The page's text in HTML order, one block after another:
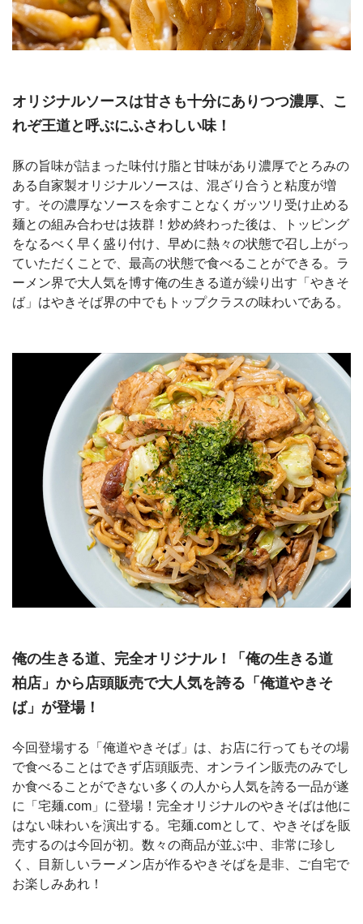
オリジナルソースは甘さも十分にありつつ濃厚、こ
れぞ王道と呼ぶにふさわしい味！
豚の旨味が詰まった味付け脂と甘味があり濃厚でとろみの
ある自家製オリジナルソースは、混ざり合うと粘度が増
す。その濃厚なソースを余すことなくガッツリ受け止める
麺との組み合わせは抜群！炒め終わった後は、トッピング
をなるべく早く盛り付け、早めに熱々の状態で召し上がっ
ていただくことで、最高の状態で食べることができる。ラ
ーメン界で大人気を博す俺の生きる道が繰り出す「やきそ
ば」はやきそば界の中でもトップクラスの味わいである。
俺の生きる道、完全オリジナル！「俺の生きる道
柏店」から店頭販売で大人気を誇る「俺道やきそ
ば」が登場！
今回登場する「俺道やきそば」は、お店に行ってもその場
で食べることはできず店頭販売、オンライン販売のみでし
か食べることができない多くの人から人気を誇る一品が遂
に「宅麺.com」に登場！完全オリジナルのやきそばは他に
はない味わいを演出する。宅麺.comとして、やきそばを販
売するのは今回が初。数々の商品が並ぶ中、非常に珍し
く、目新しいラーメン店が作るやきそばを是非、ご自宅で
お楽しみあれ！